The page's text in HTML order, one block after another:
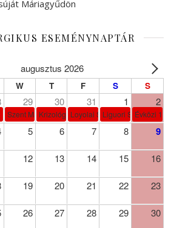
Máriagyűdön
ESEMÉNYNAPTÁR
augusztus 2026
W T F S S
29 30 31 1 2
Szent Márta, Mária és Lázár
Krizológ Szent Péter
Loyolai Szent IgnácLiguori Szent Alfonz pk-et.
Évközi 18.
5 6 7 8 9
12 13 14 15 16
19 20 21 22 23
26 27 28 29 30